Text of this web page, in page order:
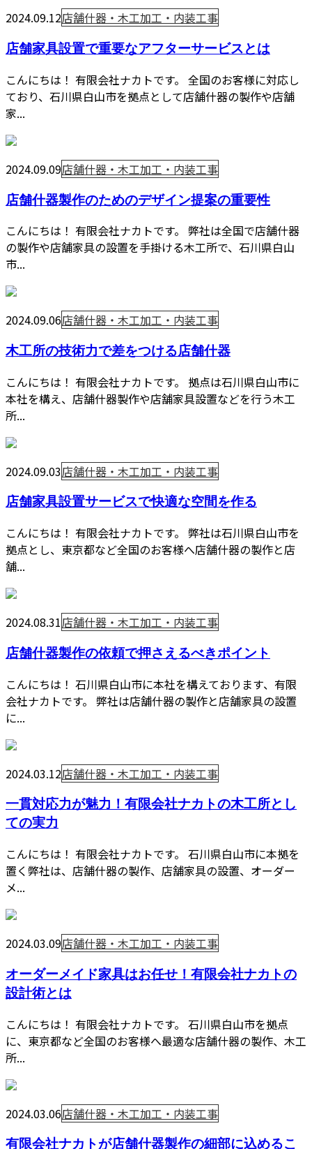
2024.09.12店舗什器・木工加工・内装工事
店舗家具設置で重要なアフターサービスとは
こんにちは！ 有限会社ナカトです。 全国のお客様に対応し
ており、石川県白山市を拠点として店舗什器の製作や店舗
家...
2024.09.09店舗什器・木工加工・内装工事
店舗什器製作のためのデザイン提案の重要性
こんにちは！ 有限会社ナカトです。 弊社は全国で店舗什器
の製作や店舗家具の設置を手掛ける木工所で、石川県白山
市...
2024.09.06店舗什器・木工加工・内装工事
木工所の技術力で差をつける店舗什器
こんにちは！ 有限会社ナカトです。 拠点は石川県白山市に
本社を構え、店舗什器製作や店舗家具設置などを行う木工
所...
2024.09.03店舗什器・木工加工・内装工事
店舗家具設置サービスで快適な空間を作る
こんにちは！ 有限会社ナカトです。 弊社は石川県白山市を
拠点とし、東京都など全国のお客様へ店舗什器の製作と店
舗...
2024.08.31店舗什器・木工加工・内装工事
店舗什器製作の依頼で押さえるべきポイント
こんにちは！ 石川県白山市に本社を構えております、有限
会社ナカトです。 弊社は店舗什器の製作と店舗家具の設置
に...
2024.03.12店舗什器・木工加工・内装工事
一貫対応力が魅力！有限会社ナカトの木工所とし
ての実力
こんにちは！ 有限会社ナカトです。 石川県白山市に本拠を
置く弊社は、店舗什器の製作、店舗家具の設置、オーダー
メ...
2024.03.09店舗什器・木工加工・内装工事
オーダーメイド家具はお任せ！有限会社ナカトの
設計術とは
こんにちは！ 有限会社ナカトです。 石川県白山市を拠点
に、東京都など全国のお客様へ最適な店舗什器の製作、木工
所...
2024.03.06店舗什器・木工加工・内装工事
有限会社ナカトが店舗什器製作の細部に込めるこ